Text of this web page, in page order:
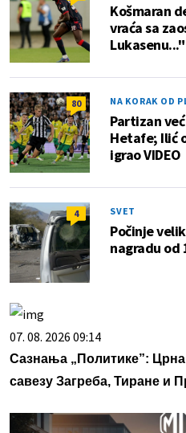
Košmaran
vraća sa
Lukasenu..."
80 NA KORAK OD
Partizan
Hetafe; Ilić
igrao VIDEO
4 SVET
Počinje
nagradu od
07. 08. 2026 09:14
Сазнања „Политике”: Црна
савезу Загреба, Тиране и